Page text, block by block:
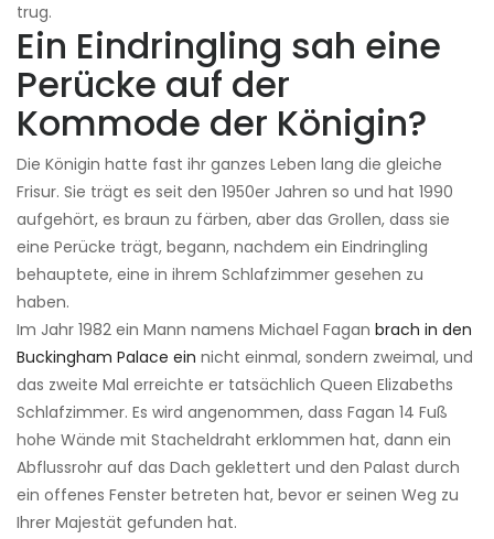
trug.
Ein Eindringling sah eine
Perücke auf der
Kommode der Königin?
Die Königin hatte fast ihr ganzes Leben lang die gleiche
Frisur. Sie trägt es seit den 1950er Jahren so und hat 1990
aufgehört, es braun zu färben, aber das Grollen, dass sie
eine Perücke trägt, begann, nachdem ein Eindringling
behauptete, eine in ihrem Schlafzimmer gesehen zu
haben.
Im Jahr 1982 ein Mann namens Michael Fagan brach in den
Buckingham Palace ein nicht einmal, sondern zweimal, und
das zweite Mal erreichte er tatsächlich Queen Elizabeths
Schlafzimmer. Es wird angenommen, dass Fagan 14 Fuß
hohe Wände mit Stacheldraht erklommen hat, dann ein
Abflussrohr auf das Dach geklettert und den Palast durch
ein offenes Fenster betreten hat, bevor er seinen Weg zu
Ihrer Majestät gefunden hat.